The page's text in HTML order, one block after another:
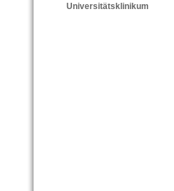
Universitätsklinikum